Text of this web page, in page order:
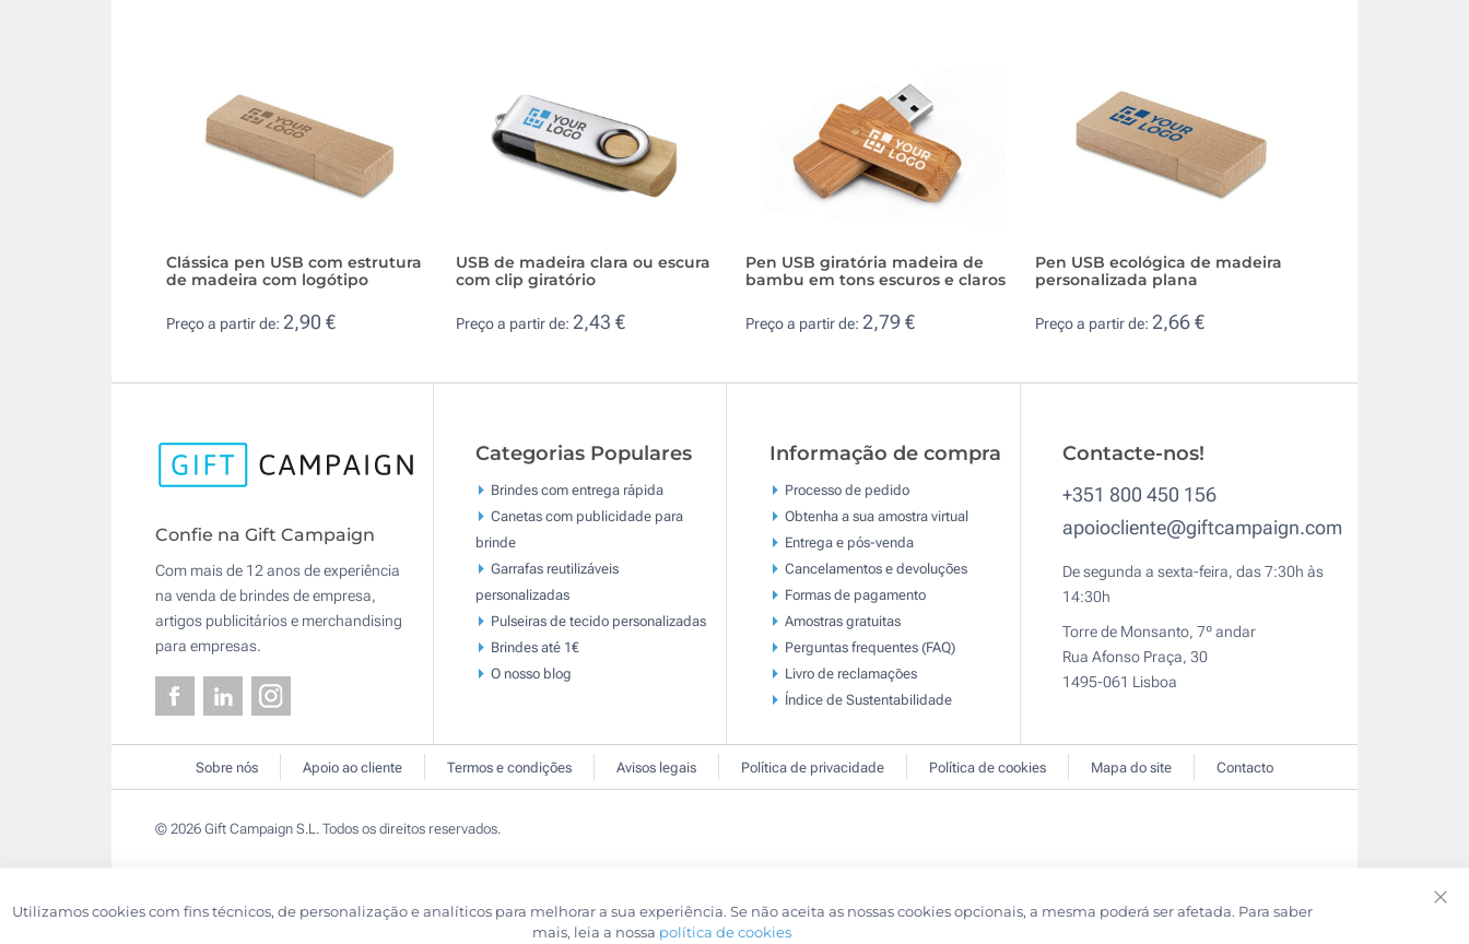
Clássica pen USB com estrutura
de madeira com logótipo
Preço a partir de: 2,90 €
USB de madeira clara ou escura
com clip giratório
Preço a partir de: 2,43 €
Pen USB giratória madeira de
bambu em tons escuros e claros
Preço a partir de: 2,79 €
Pen USB ecológica de madeira
personalizada plana
Preço a partir de: 2,66 €
Confie na Gift Campaign
Com mais de 12 anos de experiência
na venda de brindes de empresa,
artigos publicitários e merchandising
para empresas.
Categorias Populares
Brindes com entrega rápida
Canetas com publicidade para
brinde
Garrafas reutilizáveis
personalizadas
Pulseiras de tecido personalizadas
Brindes até 1€
O nosso blog
Informação de compra
Processo de pedido
Obtenha a sua amostra virtual
Entrega e pós-venda
Cancelamentos e devoluções
Formas de pagamento
Amostras gratuitas
Perguntas frequentes (FAQ)
Livro de reclamaçōes
Índice de Sustentabilidade
Contacte-nos!
+351 800 450 156
apoiocliente@giftcampaign.com
De segunda a sexta-feira, das 7:30h às
14:30h
Torre de Monsanto, 7º andar
Rua Afonso Praça, 30
1495-061 Lisboa
Sobre nós Apoio ao cliente Termos e condições Avisos legais Política de privacidade Política de cookies Mapa do site Contacto
© 2026 Gift Campaign S.L. Todos os direitos reservados.
Utilizamos cookies com fins técnicos, de personalização e analíticos para melhorar a sua experiência. Se não aceita as nossas cookies opcionais, a mesma poderá ser afetada. Para saber
mais, leia a nossa política de cookies